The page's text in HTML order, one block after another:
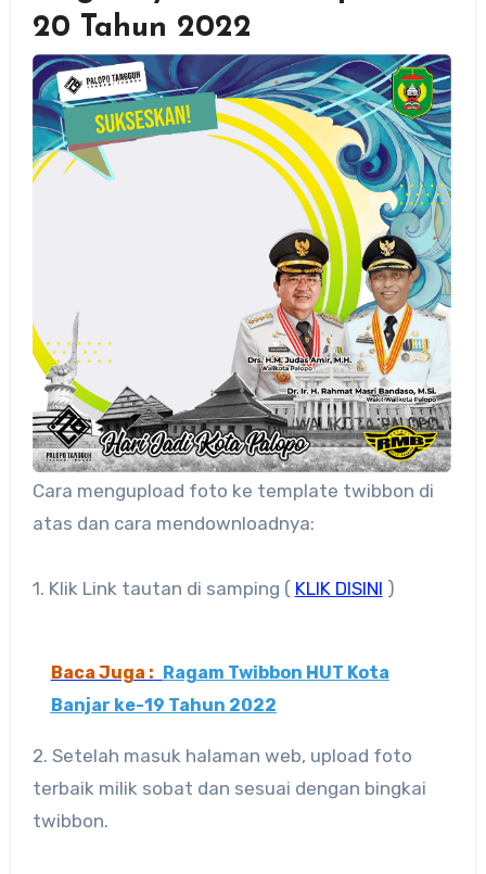
20 Tahun 2022
Cara mengupload foto ke template twibbon di
atas dan cara mendownloadnya:
1. Klik Link tautan di samping ( KLIK DISINI )
Baca Juga : Ragam Twibbon HUT Kota
Banjar ke-19 Tahun 2022
2. Setelah masuk halaman web, upload foto
terbaik milik sobat dan sesuai dengan bingkai
twibbon.